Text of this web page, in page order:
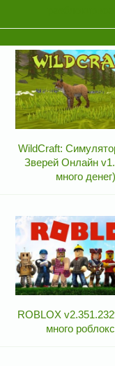
WildCraft:
Зверей Онлайн
много денег)
ROBLOX
много